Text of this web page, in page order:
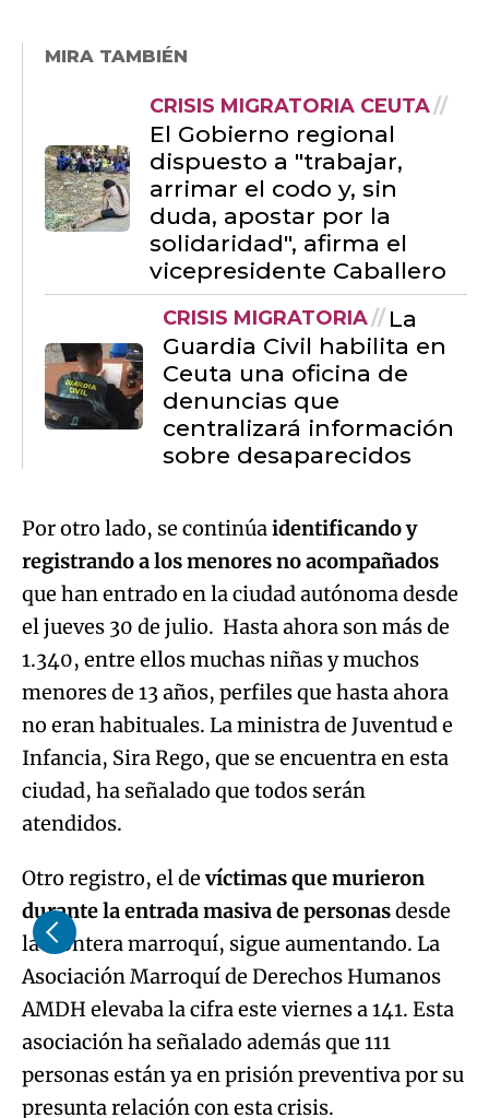
MIRA TAMBIÉN
CRISIS MIGRATORIA CEUTA
El Gobierno regional
dispuesto a "trabajar,
arrimar el codo y, sin
duda, apostar por la
solidaridad", afirma el
vicepresidente Caballero
CRISIS MIGRATORIA
La
Guardia Civil habilita en
Ceuta una oficina de
denuncias que
centralizará información
sobre desaparecidos
Por otro lado, se continúaidentificando y
registrando a los menores no acompañados
que han entrado en la ciudad autónoma desde
el jueves 30 de julio. Hasta ahora son más de
1.340, entre ellos muchas niñas y muchos
menores de 13 años, perfiles que hasta ahora
no eran habituales. La ministra de Juventud e
Infancia, Sira Rego, que se encuentra en esta
ciudad, ha señalado que todos serán
atendidos.
Otro registro, el devíctimas que murieron
durante la entrada masiva de personasdesde
la frontera marroquí, sigue aumentando. La
Asociación Marroquí de Derechos Humanos
AMDH elevaba la cifra este viernes a 141. Esta
asociación ha señalado además que 111
personas están ya en prisión preventiva por su
presunta relación con esta crisis.